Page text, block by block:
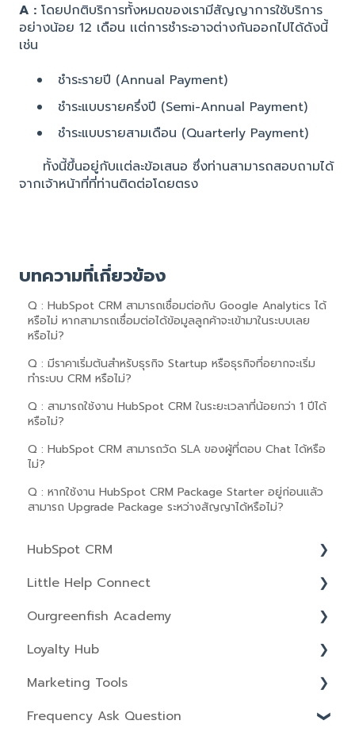
A : โดยปกติบริการทั้งหมดของเรามีสัญญาการใช้บริการ
อย่างน้อย 12 เดือน เเต่การชำระอาจต่างกันออกไปได้ดังนี้
เช่น
ชำระรายปี (Annual Payment)
ชำระแบบรายครึ่งปี (Semi-Annual Payment)
ชำระแบบรายสามเดือน (Quarterly Payment)
ทั้งนี้ขึ้นอยู่กับเเต่ละข้อเสนอ ซึ่งท่านสามารถสอบถามได้
จากเจ้าหน้าที่ที่ท่านติดต่อโดยตรง
บทความที่เกี่ยวข้อง
Q : HubSpot CRM สามารถเชื่อมต่อกับ Google Analytics ได้
หรือไม่ หากสามารถเชื่อมต่อได้ข้อมูลลูกค้าจะเข้ามาในระบบเลย
หรือไม่?
Q : มีราคาเริ่มต้นสำหรับธุรกิจ Startup หรือธุรกิจที่อยากจะเริ่ม
ทำระบบ CRM หรือไม่?
Q : สามารถใช้งาน HubSpot CRM ในระยะเวลาที่น้อยกว่า 1 ปีได้
หรือไม่?
Q : HubSpot CRM สามารถวัด SLA ของผู้ที่ตอบ Chat ได้หรือ
ไม่?
Q : หากใช้งาน HubSpot CRM Package Starter อยู่ก่อนแลัว
สามารถ Upgrade Package ระหว่างสัญญาได้หรือไม่?
HubSpot CRM
Properties
Object Settings
Understanding Basic of Setting CRM
CRM Set Up
Contacts
Little Help Connect
LINE Contacts
Account
Chatbot
Smart Rich Menu
Ourgreenfish Academy
Marketing Hub
Sales Hub
HubSpot course training starter
Loyalty Hub
Point Setting
Order Setting
Marketing Tools
Lists
Frequency Ask Question